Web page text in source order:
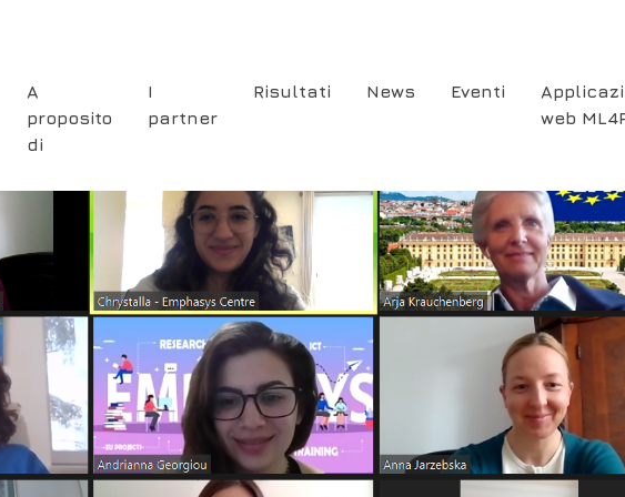
Main
navigation
A
proposito
di
I
partner
Risultati News Eventi
web